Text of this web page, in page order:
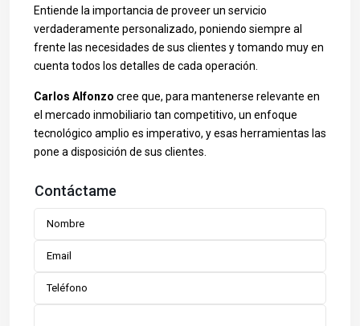
Entiende la importancia de proveer un servicio
verdaderamente personalizado, poniendo siempre al
frente las necesidades de sus clientes y tomando muy en
cuenta todos los detalles de cada operación.
Carlos Alfonzo cree que, para mantenerse relevante en
el mercado inmobiliario tan competitivo, un enfoque
tecnológico amplio es imperativo, y esas herramientas las
pone a disposición de sus clientes.
Contáctame